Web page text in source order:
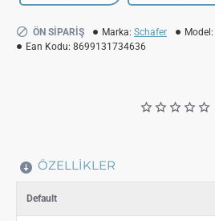
ÖN SIPARIŞ Marka: Schafer Model:
Ean Kodu: 8699131734636
ÖZELLIKLER
Default